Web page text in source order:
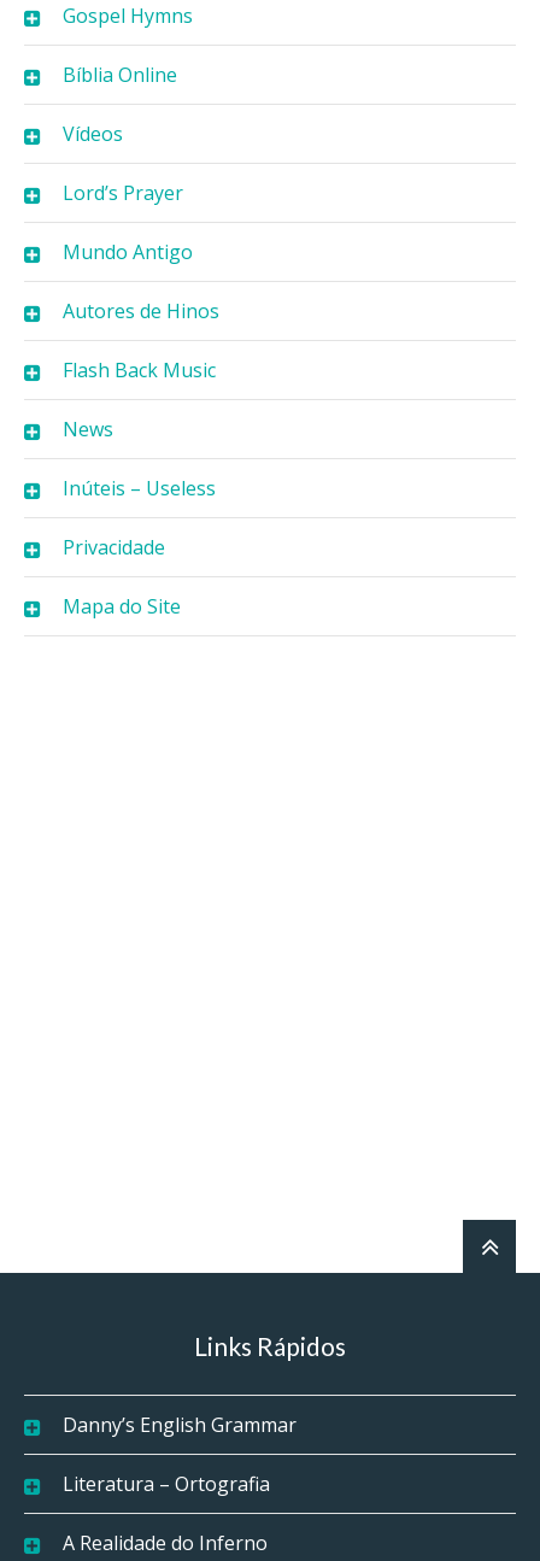
Gospel Hymns
Bíblia Online
Vídeos
Lord’s Prayer
Mundo Antigo
Autores de Hinos
Flash Back Music
News
Inúteis – Useless
Privacidade
Mapa do Site
Links Rápidos
Danny’s English Grammar
Literatura – Ortografia
A Realidade do Inferno